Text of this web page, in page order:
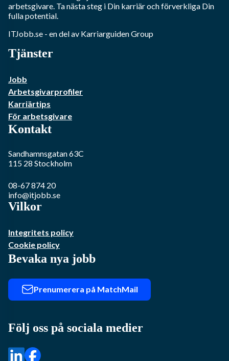
arbetsgivare. Ta nästa steg i Din karriär och förverkliga Din
fulla potential.
ITJobb.se - en del av Karriarguiden Group
Tjänster
Jobb
Arbetsgivarprofiler
Karriärtips
För arbetsgivare
Kontakt
Sandhamnsgatan 63C
115 28 Stockholm
08-67 874 20
info@itjobb.se
Vilkor
Integritets policy
Cookie policy
Bevaka nya jobb
Prenumerera på MatchMail
Följ oss på sociala medier